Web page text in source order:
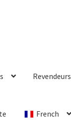
Revendeurs
French